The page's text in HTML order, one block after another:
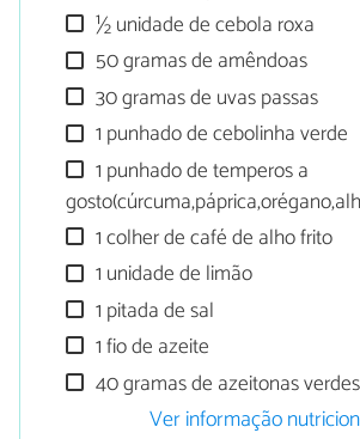
½ unidade de cebola roxa
50 gramas de amêndoas
30 gramas de uvas passas
1 punhado de cebolinha verde
1 punhado de temperos a
1 colher de café de alho frito
1 unidade de limão
1 pitada de sal
1 fio de azeite
40 gramas de azeitonas verdes
Ver informação